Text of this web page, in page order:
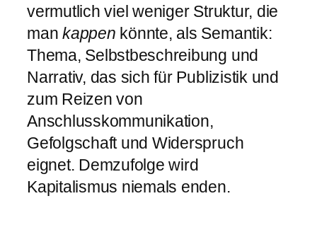
vermutlich viel weniger Struktur, die
mankappen könnte, als Semantik:
Thema, Selbstbeschreibung und
Narrativ, das sich für Publizistik und
zum Reizen von
Anschlusskommunikation,
Gefolgschaft und Widerspruch
eignet. Demzufolge wird
Kapitalismus niemals enden.